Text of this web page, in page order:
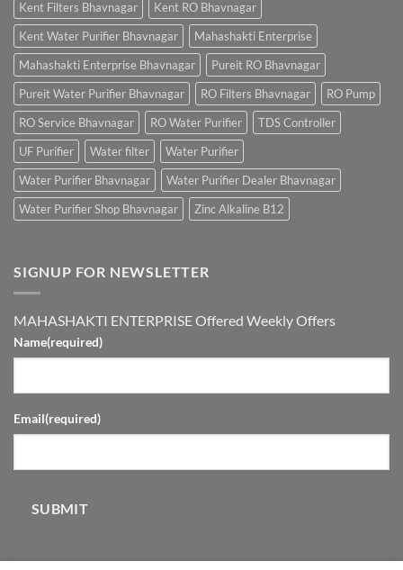
Kent Filters Bhavnagar
Kent RO Bhavnagar
Kent Water Purifier Bhavnagar
Mahashakti Enterprise
Mahashakti Enterprise Bhavnagar
Pureit RO Bhavnagar
Pureit Water Purifier Bhavnagar
RO Filters Bhavnagar
RO Pump
RO Service Bhavnagar
RO Water Purifier
TDS Controller
UF Purifier
Water filter
Water Purifier
Water Purifier Bhavnagar
Water Purifier Dealer Bhavnagar
Water Purifier Shop Bhavnagar
Zinc Alkaline B12
SIGNUP FOR NEWSLETTER
MAHASHAKTI ENTERPRISE Offered Weekly Offers
Name(required)
Email(required)
SUBMIT